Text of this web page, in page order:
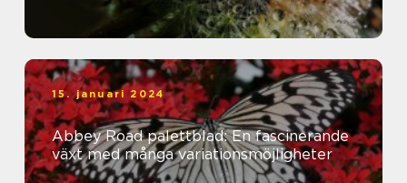
15. januari 2024
Abbey Road palettblad: En fascinerande
växt med många variationsmöjligheter